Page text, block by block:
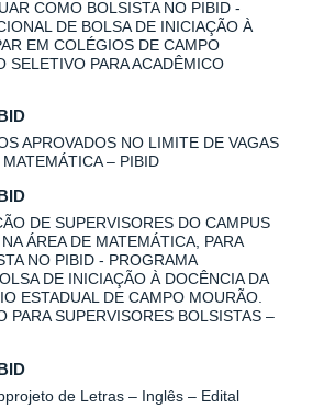
COMO BOLSISTA NO PIBID -
DE BOLSA DE INICIAÇÃO À
EM COLÉGIOS DE CAMPO
SELETIVO PARA ACADÊMICO
APROVADOS NO LIMITE DE VAGAS
– PIBID
DE SUPERVISORES DO CAMPUS
ÁREA DE MATEMÁTICA, PARA
NO PIBID - PROGRAMA
DE INICIAÇÃO À DOCÊNCIA DA
ESTADUAL DE CAMPO MOURÃO.
PARA SUPERVISORES BOLSISTAS –
de Letras – Inglês – Edital